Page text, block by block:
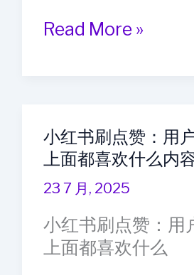
短
流
的
攻
略
小
平
台：
小
红
书
一
Read More »
小红书刷点赞：用
上面都喜欢什么内
23 7 月, 2025
小红书刷点赞：用
上面都喜欢什么